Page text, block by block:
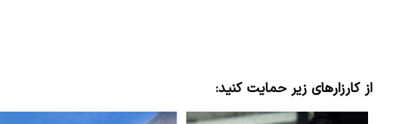
از کارزارهای زیر حمایت کنید: